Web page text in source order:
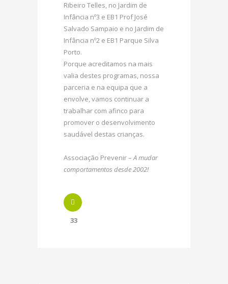
Ribeiro Telles, no Jardim de
Infância nº3 e EB1 Prof José
Salvado Sampaio e no Jardim de
Infância nº2 e EB1 Parque Silva
Porto.
Porque acreditamos na mais
valia destes programas, nossa
parceria e na equipa que a
envolve, vamos continuar a
trabalhar com afinco para
promover o desenvolvimento
saudável destas crianças.
Associação Prevenir –A mudar
comportamentos desde 2002!
33